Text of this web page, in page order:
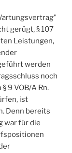
gerügt, § 107
Leistungen,
werden
noch
9 VOB/A Rn.
ist
Denn bereits
war für die